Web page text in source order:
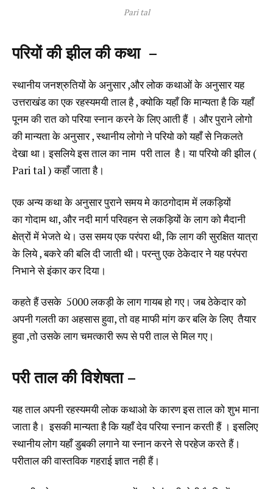
Pari tal
परियों की झील की कथा –
स्थानीय जनश्रुतियों के अनुसार ,और लोक कथाओं के अनुसार यह
उत्तराखंड का एक रहस्यमयी ताल है , क्योकि यहाँ कि मान्यता है कि यहाँ
पूनम की रात को परिया स्नान करने के लिए आती हैं । और पुराने लोगो
की मान्यता के अनुसार , स्थानीय लोगो ने परियो को यहाँ से निकलते
देखा था। इसलिये इस ताल का नाम परी ताल है। या परियो की झील (
Pari tal ) कहाँ जाता है।
एक अन्य कथा के अनुसार पुराने समय मे काठगोदाम में लकड़ियों
का गोदाम था, और नदी मार्ग परिवहन से लकड़ियों के लाग को मैदानी
क्षेत्रों में भेजते थे। उस समय एक परंपरा थी, कि लाग की सुरक्षित यात्रा
के लिये , बकरे की बलि दी जाती थी। परन्तु एक ठेकेदार ने यह परंपरा
निभाने से इंकार कर दिया।
कहते हैं उसके 5000 लकड़ी के लाग गायब हो गए। जब ठेकेदार को
अपनी गलती का अहसास हुवा, तो वह माफी मांग कर बलि के लिए तैयार
हुवा ,तो उसके लाग चमत्कारी रूप से परी ताल से मिल गए।
परी ताल की विशेषता –
यह ताल अपनी रहस्यमयी लोक कथाओ के कारण इस ताल को शुभ माना
जाता है। इसकी मान्यता है कि यहाँ देव परिया स्नान करती हैं । इसलिए
स्थानीय लोग यहाँ डुबकी लगाने या स्नान करने से परहेज करते हैं।
परीताल की वास्तविक गहराई ज्ञात नही हैं।